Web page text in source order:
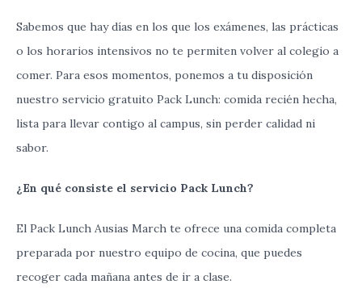
Sabemos que haydías en los que los exámenes, las prácticas
o los horarios intensivos no te permiten volver al colegio a
comer. Para esos momentos, ponemos a tu disposición
nuestro servicio gratuito Pack Lunch: comida recién hecha,
lista para llevar contigo al campus, sin perder calidad ni
sabor.
¿En qué consiste el servicio Pack Lunch?
El Pack Lunch Ausias March te ofrece una comida completa
preparada por nuestro equipo de cocina, que puedes
recoger cada mañana antes de ir a clase.